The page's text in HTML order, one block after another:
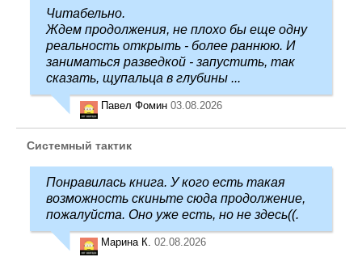
Читабельно.
Ждем продолжения, не плохо бы еще одну
реальность открыть - более раннюю. И
заниматься разведкой - запустить, так
сказать, щупальца в глубины ...
Павел Фомин 03.08.2026
Системный тактик
Понравилась книга. У кого есть такая
возможность скиньте сюда продолжение,
пожалуйста. Оно уже есть, но не здесь((.
Марина К. 02.08.2026